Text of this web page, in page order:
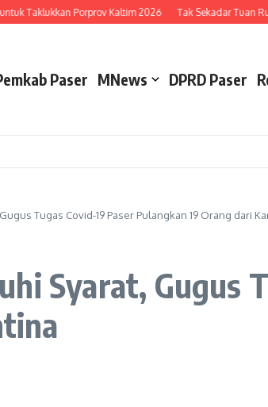
Taklukkan Porprov Kaltim 2026 Tak Sekadar Tuan
Paser MNews DPRD Paser
Tugas Covid-19 Paser Pulangkan 19 Orang dari
Syarat, Gugus